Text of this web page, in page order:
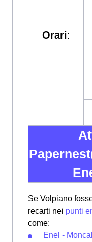
Orari:
Se Volpiano
recarti nei punti
come:
Enel -